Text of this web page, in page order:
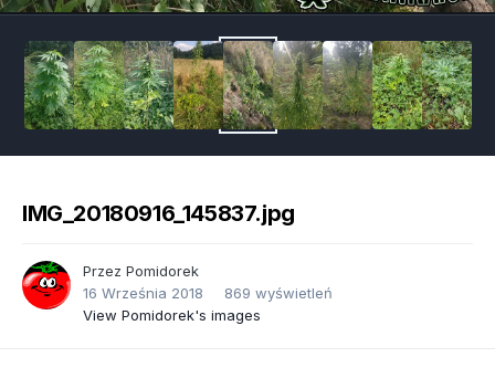
IMG_20180916_145837.jpg
Przez Pomidorek
16 Września 2018
869 wyświetleń
View Pomidorek's images